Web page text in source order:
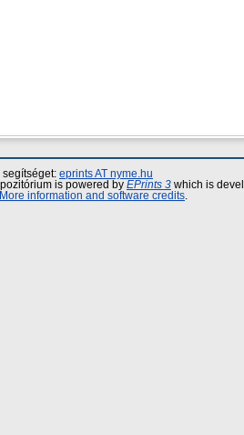
segítséget: eprints AT nyme.hu
is powered by EPrints 3 which is
More information and software credits